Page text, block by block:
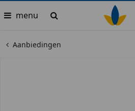
menu
Aanbiedingen